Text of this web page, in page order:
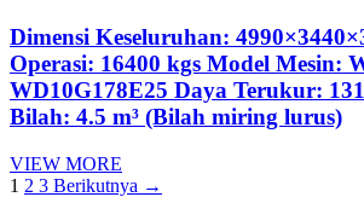
Dimensi Keseluruhan:
Operasi: 16400 kgs Model Mesin:
WD10G178E25 Daya Terukur:
Bilah: 4.5 m³ (Bilah miring lurus)
VIEW MORE
1 2 3 Berikutnya →